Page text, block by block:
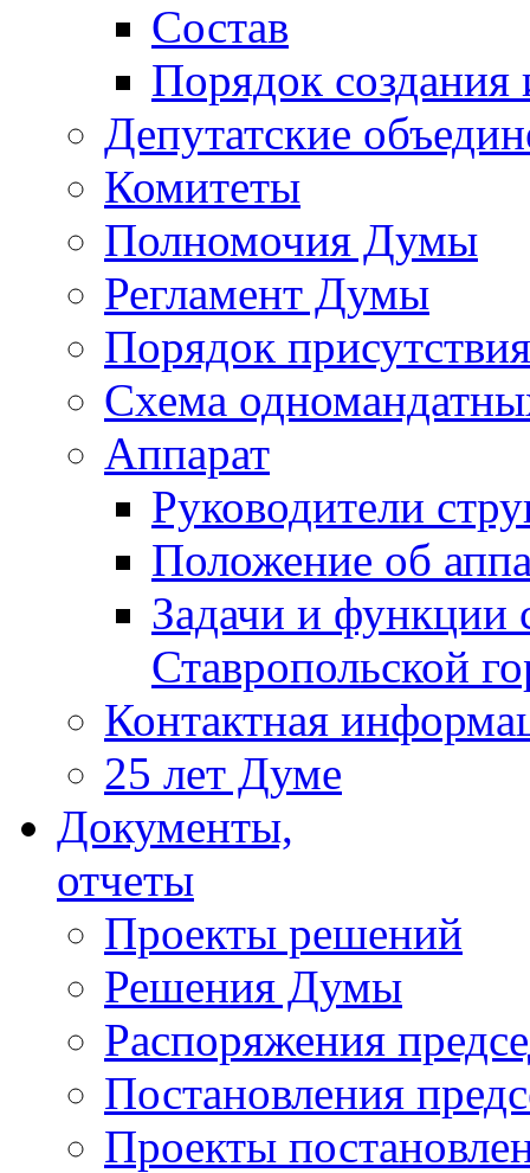
Состав
Порядок создания
Депутатские
Комитеты
Полномочия Думы
Регламент Думы
Порядок
Схема
Аппарат
Руководители
Положение об
Задачи и функции
Ставропольской
Контактная
25 лет Думе
Документы,
отчеты
Проекты решений
Решения Думы
Распоряжения
Постановления
Проекты